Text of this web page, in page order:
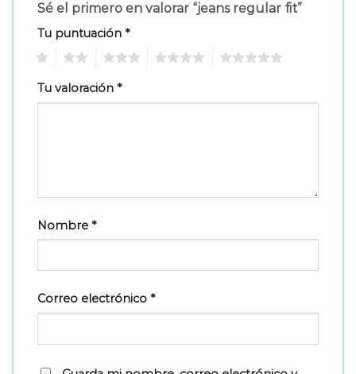
Sé el primero en valorar “jeans regular fit”
Tu puntuación *
Tu valoración *
Nombre *
Correo electrónico *